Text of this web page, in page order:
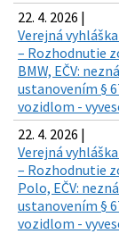
22. 4. 2026 |
Verejná
– Rozhodnutie
BMW, EČV:
ustanovením §
vozidlom -
22. 4. 2026 |
Verejná
– Rozhodnutie
Polo, EČV:
ustanovením §
vozidlom -